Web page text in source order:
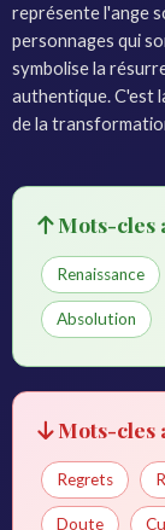
représente l'ange
personnages qui
symbolise la
authentique. C'est
de la
Mots-cles
Renaissance
Absolution
Mots-cles
Regrets
Doute